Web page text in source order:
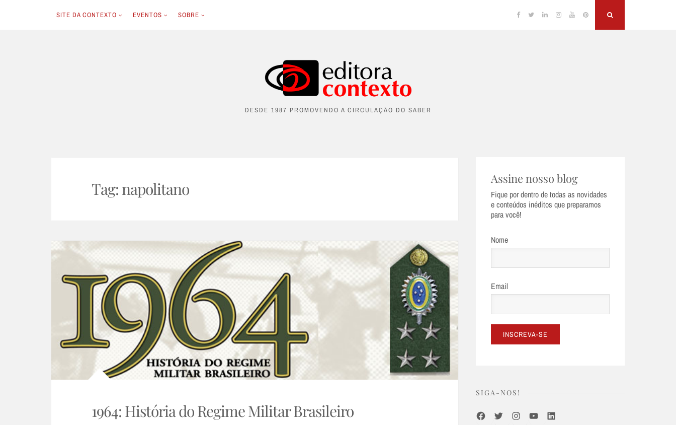
SITE DA CONTEXTO EVENTOS SOBRE Facebook
TwitterLinkedinInstagram
YouTubePinterest
DESDE 1987 PROMOVENDO A CIRCULAÇÃO DO SABER
Tag: napolitano
1964: História do Regime Militar Brasileiro
Assine nosso blog
Fique por dentro de todas as novidades
e conteúdos inéditos que preparamos
para você!
Nome
Email
SIGA-NOS!
FacebookTwitterInstagramYoutubeLinkedIn